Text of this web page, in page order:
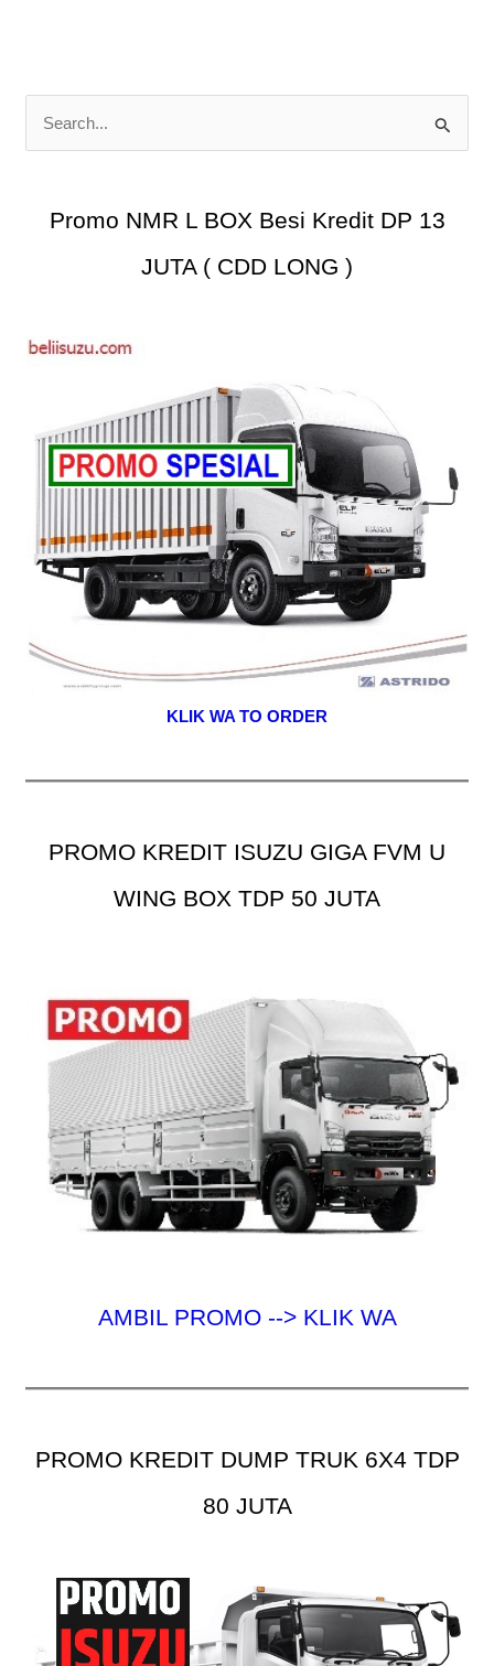
u
Promo NMR L BOX Besi Kredit DP 13
JUTA ( CDD LONG )
KLIK WA TO ORDER
PROMO KREDIT ISUZU GIGA FVM U
WING BOX TDP 50 JUTA
AMBIL PROMO --> KLIK WA
PROMO KREDIT DUMP TRUK 6X4 TDP
80 JUTA